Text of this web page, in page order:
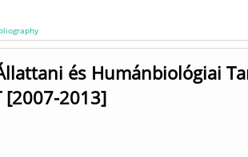
és Humánbiológiai
[2007-2013]